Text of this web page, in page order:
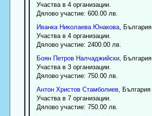
Участва в 4 организации.
Дялово участие: 600.00 лв.
Иванка Николаева Юнакова, България
Участва в 4 организации.
Дялово участие: 2400.00 лв.
Боян Петров Налчаджийски, България
Участва в 3 организации.
Дялово участие: 750.00 лв.
Антон Христов Стамболиев, България
Участва в 7 организации.
Дялово участие: 750.00 лв.